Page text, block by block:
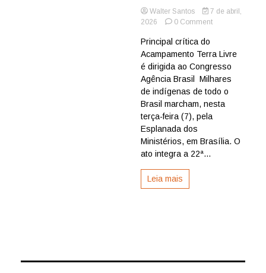
Walter Santos
7 de abril,
2026
0 Commenton
todo
o
a
Esplanada
dos
Principal crítica do
Acampamento Terra Livre
é dirigida ao Congresso
Agência Brasil Milhares
de indígenas de todo o
Brasil marcham, nesta
terça-feira (7), pela
Esplanada dos
Ministérios, em Brasília. O
ato integra a 22ª...
Leia mais